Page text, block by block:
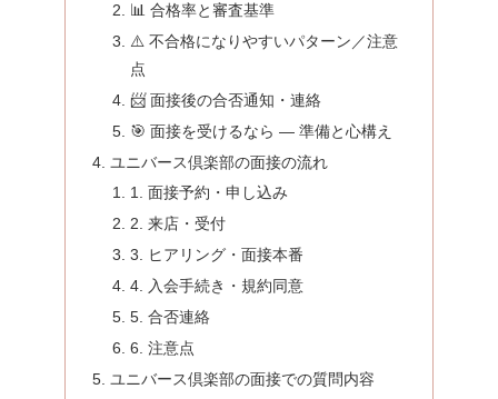
📊 合格率と審査基準
⚠️ 不合格になりやすいパターン／注意
点
📨 面接後の合否通知・連絡
🎯 面接を受けるなら — 準備と心構え
ユニバース倶楽部の面接の流れ
1. 面接予約・申し込み
2. 来店・受付
3. ヒアリング・面接本番
4. 入会手続き・規約同意
5. 合否連絡
6. 注意点
ユニバース倶楽部の面接での質問内容